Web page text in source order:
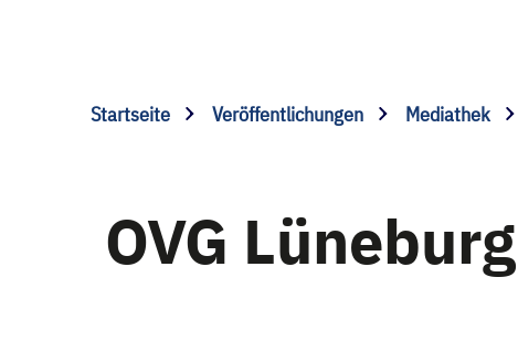
Startseite Veröffentlichungen Mediathek
OVG